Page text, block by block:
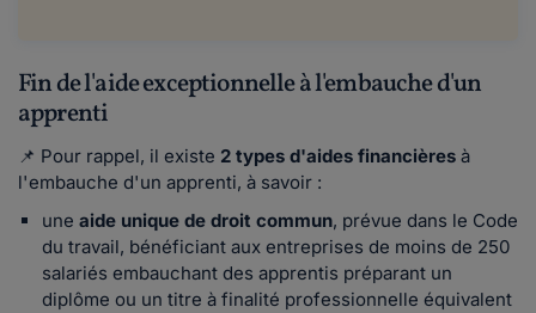
Fin de l'aide exceptionnelle à l'embauche d'un
apprenti
📌 Pour rappel, il existe 2 types d'aides financières à
l'embauche d'un apprenti, à savoir :
une aide unique de droit commun, prévue dans le Code
du travail, bénéficiant aux entreprises de moins de 250
salariés embauchant des apprentis préparant un
diplôme ou un titre à finalité professionnelle équivalent